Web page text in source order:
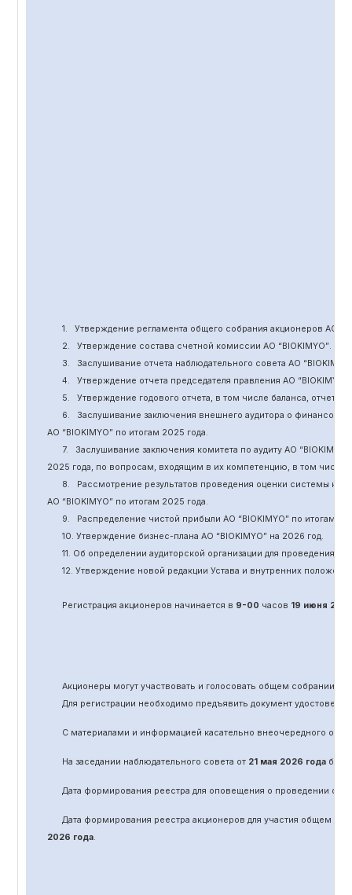
1. Утверждение регламента общего собрания акционеров АО “
2.
Утверждение состава счетной комиссии АО “BIOKIMYO”.
3.
Заслушивание отчета наблюдательного совета АО “BIOKIMYO
4.
Утверждение отчета председателя правления АО “BIOKIMYO
5.
Утверждение годового отчета, в том числе баланса, отчет о
6.
Заслушивание заключения внешнего аудитора о финансовой
АО “BIOKIMYO”по итогам 2025 года.
7.
Заслушивание заключения комитета по аудитуАО “BIOKIMYO
2025 года, по вопросам, входящим в их компетенцию, в том
8.
Рассмотрение результатов проведения оценки системы
АО “BIOKIMYO”по итогам 2025 года.
9.
Распределение чистой прибыли АО “BIOKIMYO”по итогам
10. Утверждение бизнес-плана АО “BIOKIMYO”на 2026 год.
11. Об определении аудиторской организации для проведения
12. Утверждение новой редакции Устава и внутренних
Регистрация акционеров начинается в 9-00 часов 19 июня 202
Акционеры могут участвовать и голосовать общем собрании
Для регистрации необходимо предъявить документ
С материалами и информацией касательно внеочередного
На заседании наблюдательного совета от 21 мая 2026 годабыло
Дата формирования реестра для оповещения о проведении
Дата формирования реестра акционеров для участия общем
2026 года.